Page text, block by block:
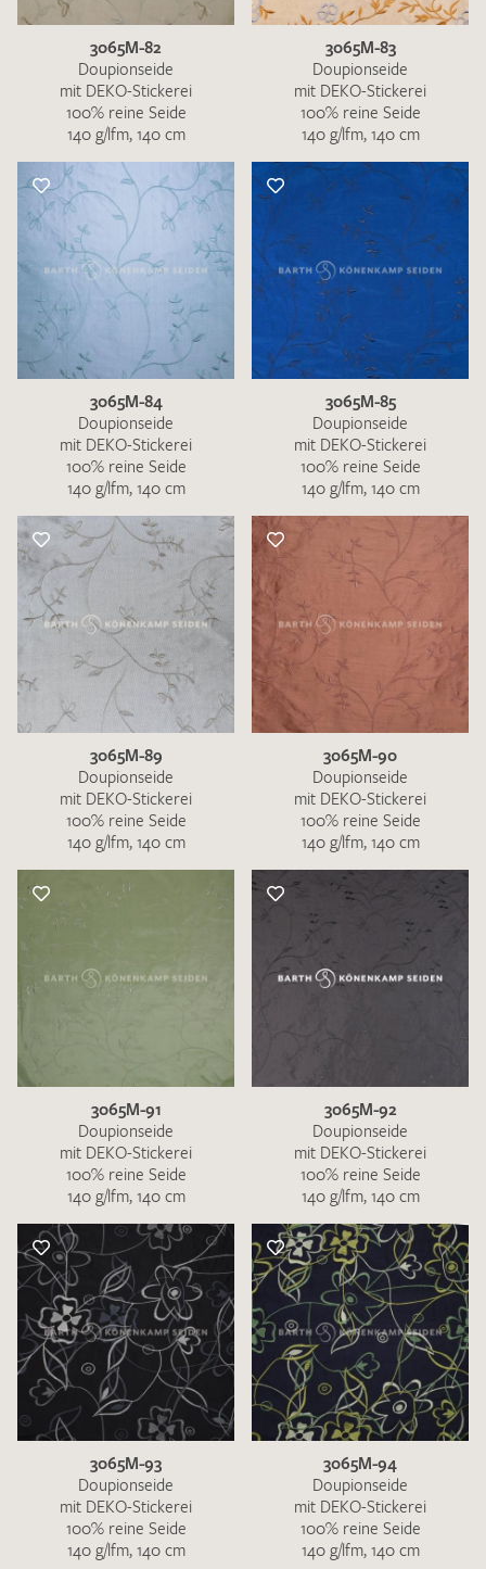
3065M-82
Doupionseide
mit DEKO-Stickerei
100% reine Seide
140 g/lfm, 140 cm
3065M-83
Doupionseide
mit DEKO-Stickerei
100% reine Seide
140 g/lfm, 140 cm
3065M-84
Doupionseide
mit DEKO-Stickerei
100% reine Seide
140 g/lfm, 140 cm
3065M-85
Doupionseide
mit DEKO-Stickerei
100% reine Seide
140 g/lfm, 140 cm
3065M-89
Doupionseide
mit DEKO-Stickerei
100% reine Seide
140 g/lfm, 140 cm
3065M-90
Doupionseide
mit DEKO-Stickerei
100% reine Seide
140 g/lfm, 140 cm
3065M-91
Doupionseide
mit DEKO-Stickerei
100% reine Seide
140 g/lfm, 140 cm
3065M-92
Doupionseide
mit DEKO-Stickerei
100% reine Seide
140 g/lfm, 140 cm
3065M-93
Doupionseide
mit DEKO-Stickerei
100% reine Seide
140 g/lfm, 140 cm
3065M-94
Doupionseide
mit DEKO-Stickerei
100% reine Seide
140 g/lfm, 140 cm